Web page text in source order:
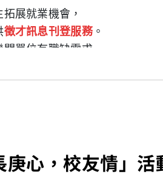
展就業機會，
徵才訊息刊登服務。
單位有職缺需求，
相關平台，
心，校友情」